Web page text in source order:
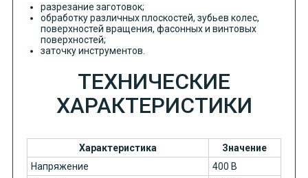
разрезание заготовок;
обработку различных плоскостей, зубьев колес,
поверхностей вращения, фасонных и винтовых
поверхностей;
заточку инструментов.
ТЕХНИЧЕСКИЕ
ХАРАКТЕРИСТИКИ
Характеристика
Значение
Напряжение
400 В